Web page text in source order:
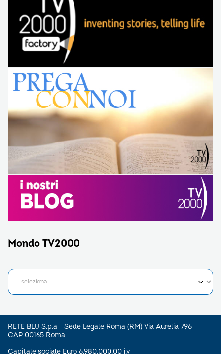
Mondo TV2000
RETE BLU S.p.a - Sede Legale Roma (RM) Via Aurelia 796 –
CAP 00165 Roma
Capitale sociale Euro 6.980.000,00 i.v